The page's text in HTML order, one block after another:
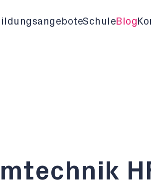
Schule Blog